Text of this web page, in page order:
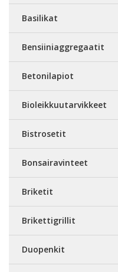
Basilikat
Bensiiniaggregaatit
Betonilapiot
Bioleikkuutarvikkeet
Bistrosetit
Bonsairavinteet
Briketit
Brikettigrillit
Duopenkit